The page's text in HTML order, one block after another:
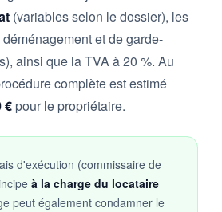
(variables selon le dossier), les
et de garde-
ainsi que la TVA à 20 %. Au
complète est estimé
€ pour le propriétaire.
d'exécution (commissaire de
à la charge du locataire
peut également condamner le